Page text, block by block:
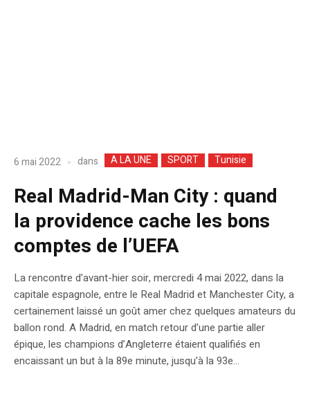
6 mai 2022 dans A LA UNE SPORT Tunisie
Real Madrid-Man City : quand
la providence cache les bons
comptes de l’UEFA
La rencontre d’avant-hier soir, mercredi 4 mai 2022, dans la
capitale espagnole, entre le Real Madrid et Manchester City, a
certainement laissé un goût amer chez quelques amateurs du
ballon rond. A Madrid, en match retour d’une partie aller
épique, les champions d’Angleterre étaient qualifiés en
encaissant un but à la 89e minute, jusqu’à la 93e...